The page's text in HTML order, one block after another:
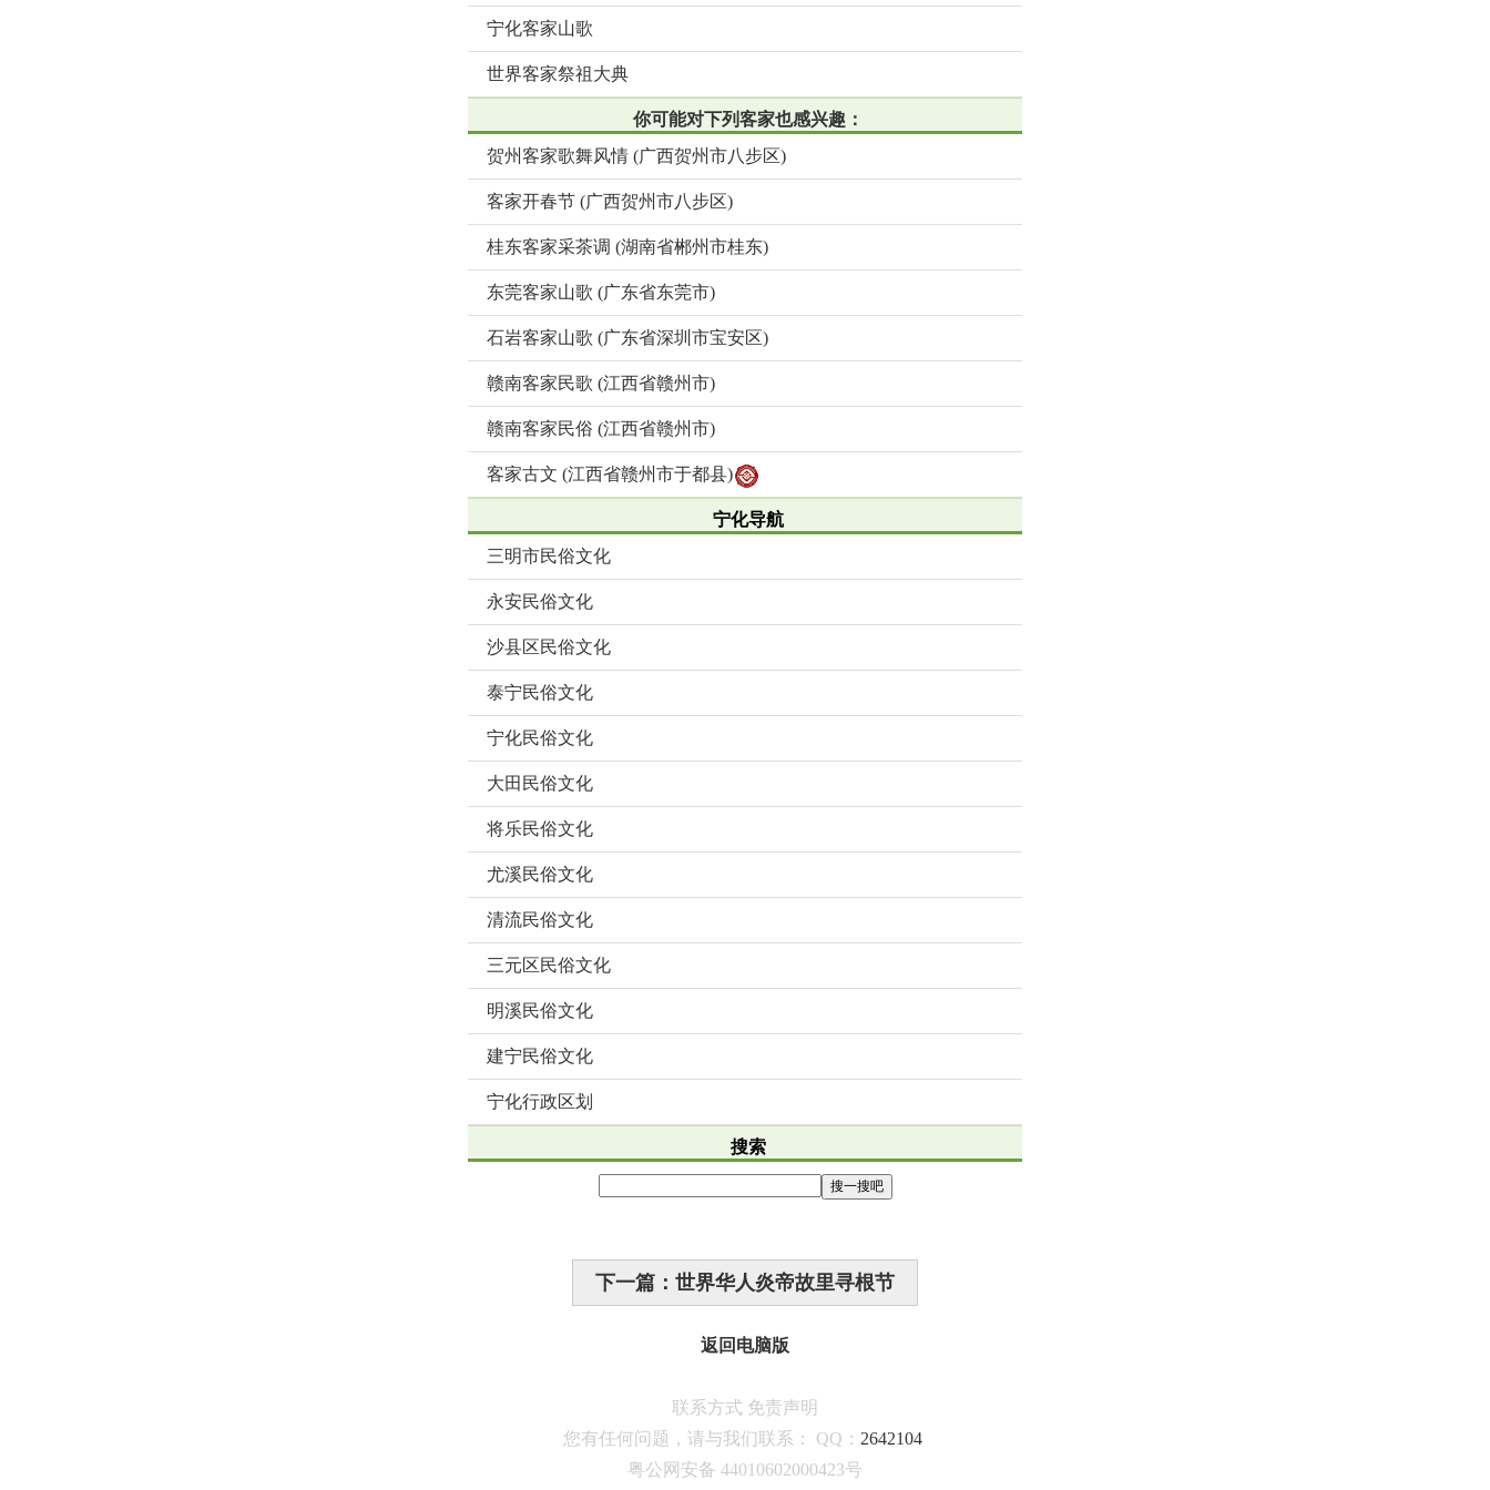
宁化客家山歌
世界客家祭祖大典
你可能对下列客家也感兴趣：
贺州客家歌舞风情 (广西贺州市八步区)
客家开春节 (广西贺州市八步区)
桂东客家采茶调 (湖南省郴州市桂东)
东莞客家山歌 (广东省东莞市)
石岩客家山歌 (广东省深圳市宝安区)
赣南客家民歌 (江西省赣州市)
赣南客家民俗 (江西省赣州市)
客家古文 (江西省赣州市于都县)
宁化导航
三明市民俗文化
永安民俗文化
沙县区民俗文化
泰宁民俗文化
宁化民俗文化
大田民俗文化
将乐民俗文化
尤溪民俗文化
清流民俗文化
三元区民俗文化
明溪民俗文化
建宁民俗文化
宁化行政区划
搜索
下一篇：世界华人炎帝故里寻根节
返回电脑版
联系方式 免责声明
您有任何问题，请与我们联系： QQ： 2642104
粤公网安备 44010602000423号